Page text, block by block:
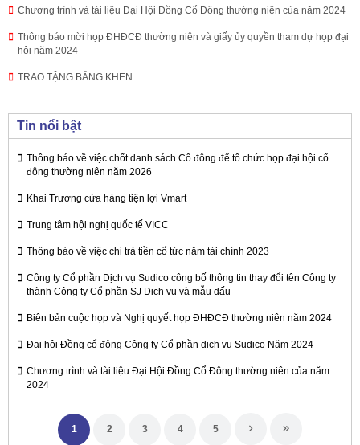
Chương trình và tài liệu Đại Hội Đồng Cổ Đông thường niên của năm 2024
Thông báo mời họp ĐHĐCĐ thường niên và giấy ủy quyền tham dự họp đại
hội năm 2024
TRAO TẶNG BẰNG KHEN
Tin nổi bật
Thông báo về việc chốt danh sách Cổ đông để tổ chức họp đại hội cổ
đông thường niên năm 2026
Khai Trương cửa hàng tiện lợi Vmart
Trung tâm hội nghị quốc tế VICC
Thông báo về việc chi trả tiền cổ tức năm tài chính 2023
Công ty Cổ phần Dịch vụ Sudico công bố thông tin thay đổi tên Công ty
thành Công ty Cổ phần SJ Dịch vụ và mẫu dấu
Biên bản cuộc họp và Nghị quyết họp ĐHĐCĐ thường niên năm 2024
Đại hội Đồng cổ đông Công ty Cổ phần dịch vụ Sudico Năm 2024
Chương trình và tài liệu Đại Hội Đồng Cổ Đông thường niên của năm
2024
1 2 3 4 5